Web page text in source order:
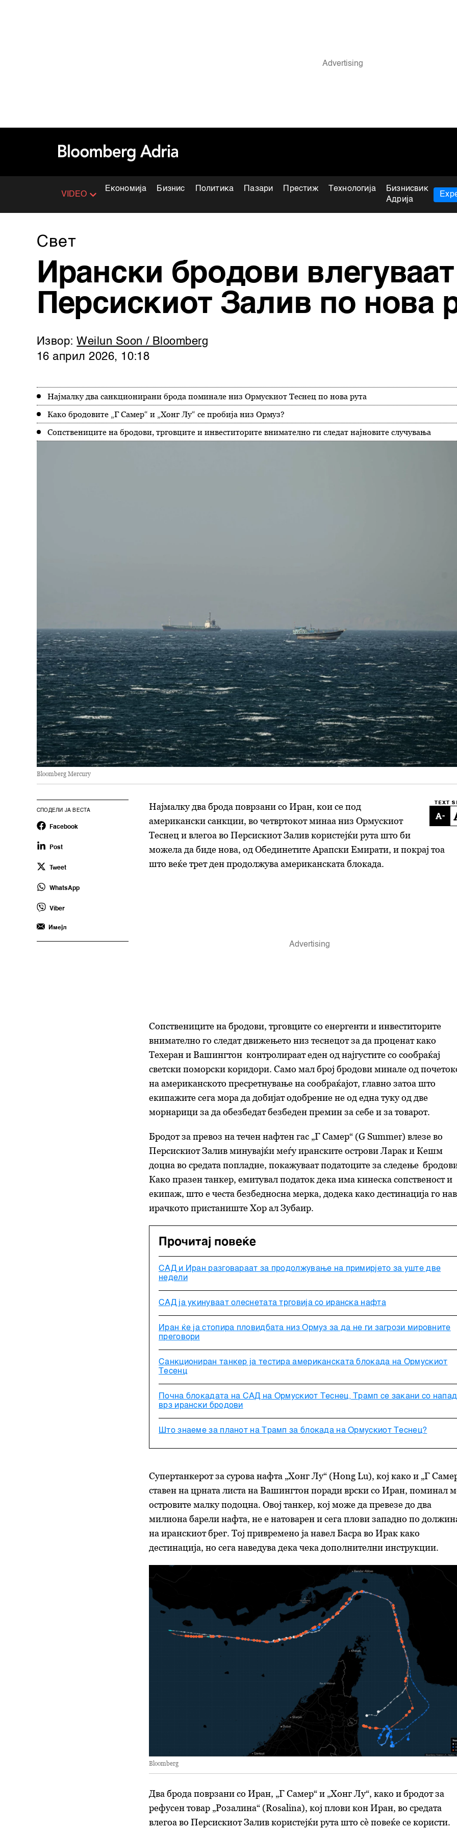
VIDEO
Економија Бизнис Политика Пазари Престиж Технологија
Бизнисвик
Адрија
Свет
Ирански бродови
Персискиот Залив по нова
Извор: Weilun Soon / Bloomberg
16 април 2026, 10:18
Најмалку два санкционирани брода поминале низ Ормускиот Теснец по нова рута
Како бродовите „Г Самер“ и „Хонг Лу“ се пробија низ Ормуз?
Сопствениците на бродови, трговците и инвеститорите внимателно ги следат најновите случувања
Bloomberg Mercury
СПОДЕЛИ ЈА ВЕСТА
Facebook
Post
Tweet
WhatsApp
Viber
Имејл
TEXT
-
Најмалку два брода поврзани со Иран, кои се под
американски санкции, во четвртокот минаа низ Ормускиот
Теснец и влегоа во Персискиот Залив користејќи рута што би
можела да биде нова, од Обединетите Арапски Емирати, и покрај тоа
што веќе трет денпродолжува американската блокада.
Сопствениците на бродови, трговците со енергенти и инвеститорите
внимателно го следат движењето низ теснецот за да проценат како
Техеран и Вашингтон контролираат еден од најгустите со сообраќај
светски поморски коридори. Само мал број бродови минале од
на американското пресретнување на сообраќајот, главно затоа што
екипажите сега мора да добијат одобрение не од една туку од две
морнарици за да обезбедат безбеден премин за себе и за товарот.
Бродот за превоз на течен нафтен гас „Г Самер“ (G Summer) влезе во
Персискиот Залив минувајќи меѓу иранските острови Ларак и Кешм
доцна во средата попладне, покажуваат податоците за следење
Како празен танкер, емитувал податок дека има кинеска сопственост и
екипаж, што е честа безбедносна мерка, додека како дестинација го
ирачкото пристаниште Хор ал Зубаир.
Прочитај повеќе
САД и Иран разговараат за продолжување на примирјето за уште две
недели
САД ја укинуваат олеснетата трговија со иранска нафта
Иран ќе ја стопира пловидбата низ Ормуз за да не ги загрози мировните
преговори
Санкциониран танкер ја тестира американската блокада на Ормускиот
Тесенц
Почна блокадата на САД на Ормускиот Теснец, Трамп се закани со напад
врз ирански бродови
Што знаеме за планот на Трамп за блокада на Ормускиот Теснец?
Супертанкерот за сурова нафта „Хонг Лу“ (Hong Lu), кој како и „Г
ставен на црната листа на Вашингтон поради врски со Иран, поминал
островите малку подоцна. Овој танкер, кој може да превезе до два
милиона барели нафта, не е натоварен и сега плови западно по
на иранскиот брег. Тој привремено ја навел Басра во Ирак како
дестинација, но сега наведува дека чека дополнителни инструкции.
Bloomberg
Два брода поврзани со Иран, „Г Самер“ и „Хонг Лу“, како и бродот за
рефусен товар „Розалина“ (Rosalina), кој плови кон Иран, во средата
влегоа во Персискиот Залив користејќи рута што сè повеќе се користи.